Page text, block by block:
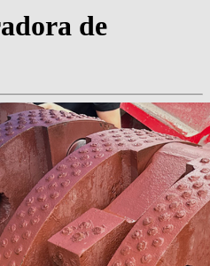
de